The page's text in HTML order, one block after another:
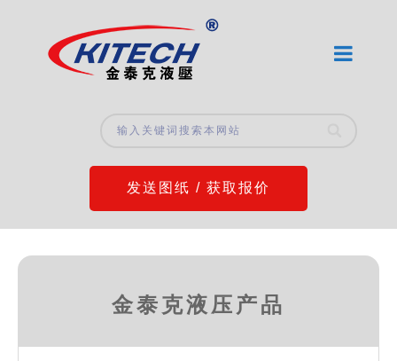
发送图纸 / 获取报价
金泰克液压产品